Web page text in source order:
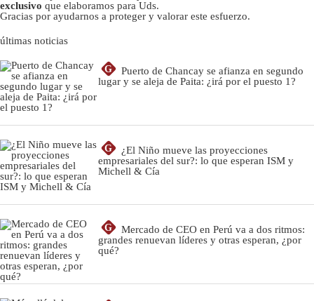
exclusivo que elaboramos para Uds.
Gracias por ayudarnos a proteger y valorar este esfuerzo.
últimas noticias
G
Puerto de Chancay se afianza en segundo
lugar y se aleja de Paita: ¿irá por el puesto 1?
G
¿El Niño mueve las proyecciones
empresariales del sur?: lo que esperan ISM y
Michell & Cía
G
Mercado de CEO en Perú va a dos ritmos:
grandes renuevan líderes y otras esperan, ¿por
qué?